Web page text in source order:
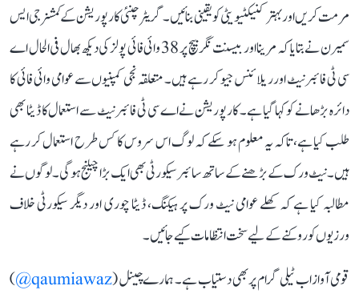
مرمت کریں اور بہتر کنیکٹیویٹی کو یقینی بنائیں۔ گریٹر چنئی کارپوریشن کے کمشنر جی ایس
سمیرن نے بتایا کہ مرینا اور بیسنت نگر بیچ پر 38 وائی فائی پولز کی دیکھ بھال فی الحال اے
سی ٹی فائبرنیٹ اور ریلائنس جیو کر رہے ہیں۔ متعلقہ نجی کمپنیوں سے عوامی وائی فائی کا
دائرہ بڑھانے کو کہا گیا ہے۔ کارپوریشن نے اے سی ٹی فائبرنیٹ سے استعمال کا ڈیٹا بھی
طلب کیا ہے، تاکہ یہ معلوم ہو سکے کہ لوگ اس سروس کا کس طرح استعمال کر رہے
ہیں۔ نیٹ ورک کے بڑھنے کے ساتھ سائبر سیکورٹی بھی ایک بڑا چیلنج ہوگی۔ لوگوں نے
مطالبہ کیا ہے کہ کھلے عوامی نیٹ ورک پر ہیکنگ، ڈیٹا چوری اور دیگر سیکورٹی خلاف
ورزیوں کو روکنے کے لیے سخت انتظامات کیے جائیں۔
قومی آواز اب ٹیلی گرام پر بھی دستیاب ہے۔ ہمارے چینل (qaumiawaz@
)